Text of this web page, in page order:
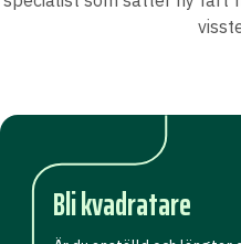
Bli kvadratare